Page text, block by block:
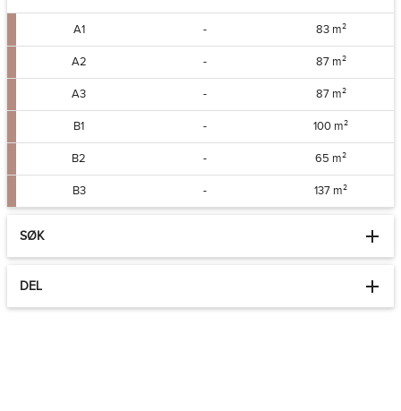
A1 - 83 m²
A2 - 87 m²
A3 - 87 m²
B1 - 100 m²
B2 - 65 m²
B3 - 137 m²
SØK
DEL